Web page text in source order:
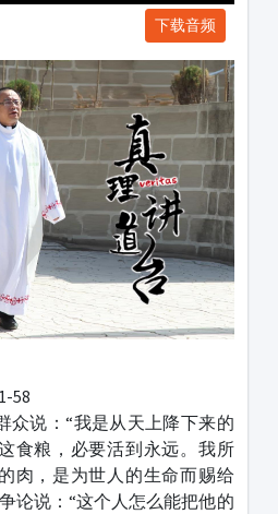
下载音频
58
众说：“我是从天上降下来的
食粮，必要活到永远。我所
肉，是为世人的生命而赐给
论说：“这个人怎么能把他的